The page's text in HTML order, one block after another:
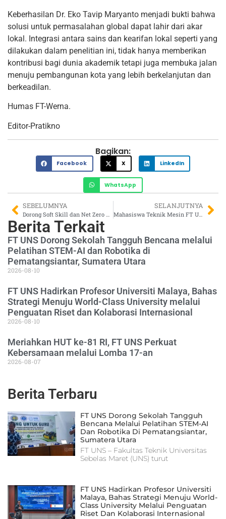
Keberhasilan Dr. Eko Tavip Maryanto menjadi bukti bahwa
solusi untuk permasalahan global dapat lahir dari akar
lokal. Integrasi antara sains dan kearifan lokal seperti yang
dilakukan dalam penelitian ini, tidak hanya memberikan
kontribusi bagi dunia akademik tetapi juga membuka jalan
menuju pembangunan kota yang lebih berkelanjutan dan
berkeadilan.
Humas FT-Werna.
Editor-Pratikno
Bagikan:
Facebook X LinkedIn
WhatsApp
SEBELUMNYA
Dorong Soft Skill dan Net Zero Emission, FT UNS Datangkan Presiden Direktur TMMIN pada CEO Talk #3
SELANJUTNYA
Mahasiswa Teknik Mesin FT UNS Raih Juara 2 di Kompetisi Riset Internasional IEOM 2025 di Singapura
Berita Terkait
FT UNS Dorong Sekolah Tangguh Bencana melalui
Pelatihan STEM-AI dan Robotika di
Pematangsiantar, Sumatera Utara
2026-08-10
FT UNS Hadirkan Profesor Universiti Malaya, Bahas
Strategi Menuju World-Class University melalui
Penguatan Riset dan Kolaborasi Internasional
2026-08-10
Meriahkan HUT ke-81 RI, FT UNS Perkuat
Kebersamaan melalui Lomba 17-an
2026-08-07
Berita Terbaru
FT UNS Dorong Sekolah Tangguh
Bencana Melalui Pelatihan STEM-AI
Dan Robotika Di Pematangsiantar,
Sumatera Utara
FT UNS – Fakultas Teknik Universitas
Sebelas Maret (UNS) turut
FT UNS Hadirkan Profesor Universiti
Malaya, Bahas Strategi Menuju World-
Class University Melalui Penguatan
Riset Dan Kolaborasi Internasional